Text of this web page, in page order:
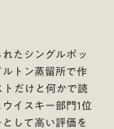
たシングルポッ
ルトン蒸留所で作
トだけと何かで読
イスキー部門1位
して高い評価を